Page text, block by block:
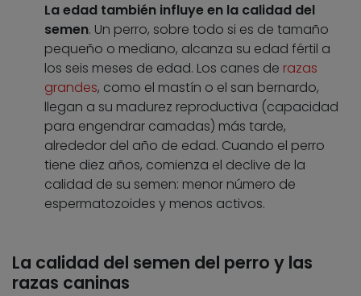
La edad también influye en la calidad del
semen. Un perro, sobre todo si es de tamaño
pequeño o mediano, alcanza su edad fértil a
los seis meses de edad. Los canes de razas
grandes, como el mastín o el san bernardo,
llegan a su madurez reproductiva (capacidad
para engendrar camadas) más tarde,
alrededor del año de edad. Cuando el perro
tiene diez años, comienza el declive de la
calidad de su semen: menor número de
espermatozoides y menos activos.
La calidad del semen del perro y las
razas caninas